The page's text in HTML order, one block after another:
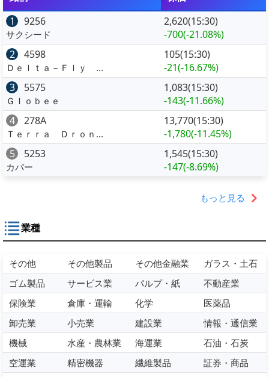
1
9256
サクシード
2,620(15:30)
-700(-21.08%)
2
4598
Ｄｅｌｔａ－Ｆｌｙ ...
105(15:30)
-21(-16.67%)
3
5575
Ｇｌｏｂｅｅ
1,083(15:30)
-143(-11.66%)
4
278A
Ｔｅｒｒａ Ｄｒｏｎ...
13,770(15:30)
-1,780(-11.45%)
5
5253
カバー
1,545(15:30)
-147(-8.69%)
もっと見る
業種
その他 その他製品 その他金融業
ガラス・土石
ゴム製品
サービス業 パルプ・紙
不動産業
保険業
倉庫・運輸 化学
医薬品
卸売業
小売業 建設業
情報・通信業
機械
水産・農林業 海運業
石油・石炭
空運業
精密機器 繊維製品
証券・商品